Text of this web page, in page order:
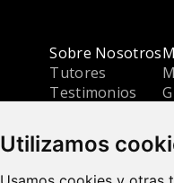
Utilizamos
Sobre Nosotros
Tutores
Testimonios